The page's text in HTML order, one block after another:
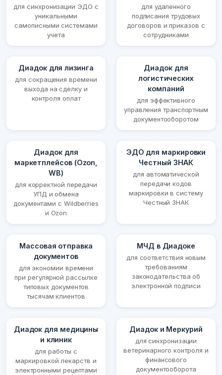
для синхронизации ЭДО с
уникальными
самописными системами
учета
для удаленного
подписания трудовых
договоров и приказов с
сотрудниками
Диадок для лизинга
для сокращения времени
выхода на сделку и
контроля оплат
Диадок для
логистических
компаний
для эффективного
управления транспортным
документооборотом
Диадок для
маркетплейсов (Ozon,
WB)
для корректной передачи
УПД и обмена
документами с Wildberries
и Ozon
ЭДО для маркировки
Честный ЗНАК
для автоматической
передачи кодов
маркировки в систему
Честный ЗНАК
Массовая отправка
документов
для экономии времени
при регулярной рассылке
типовых документов
тысячам клиентов
МЧД в Диадоке
для соответствия новым
требованиям
законодательства об
электронной подписи
Диадок для медицины
и клиник
для работы с
маркировкой лекарств и
электронными рецептами
Диадок и Меркурий
для синхронизации
ветеринарного контроля и
финансового
документооборота